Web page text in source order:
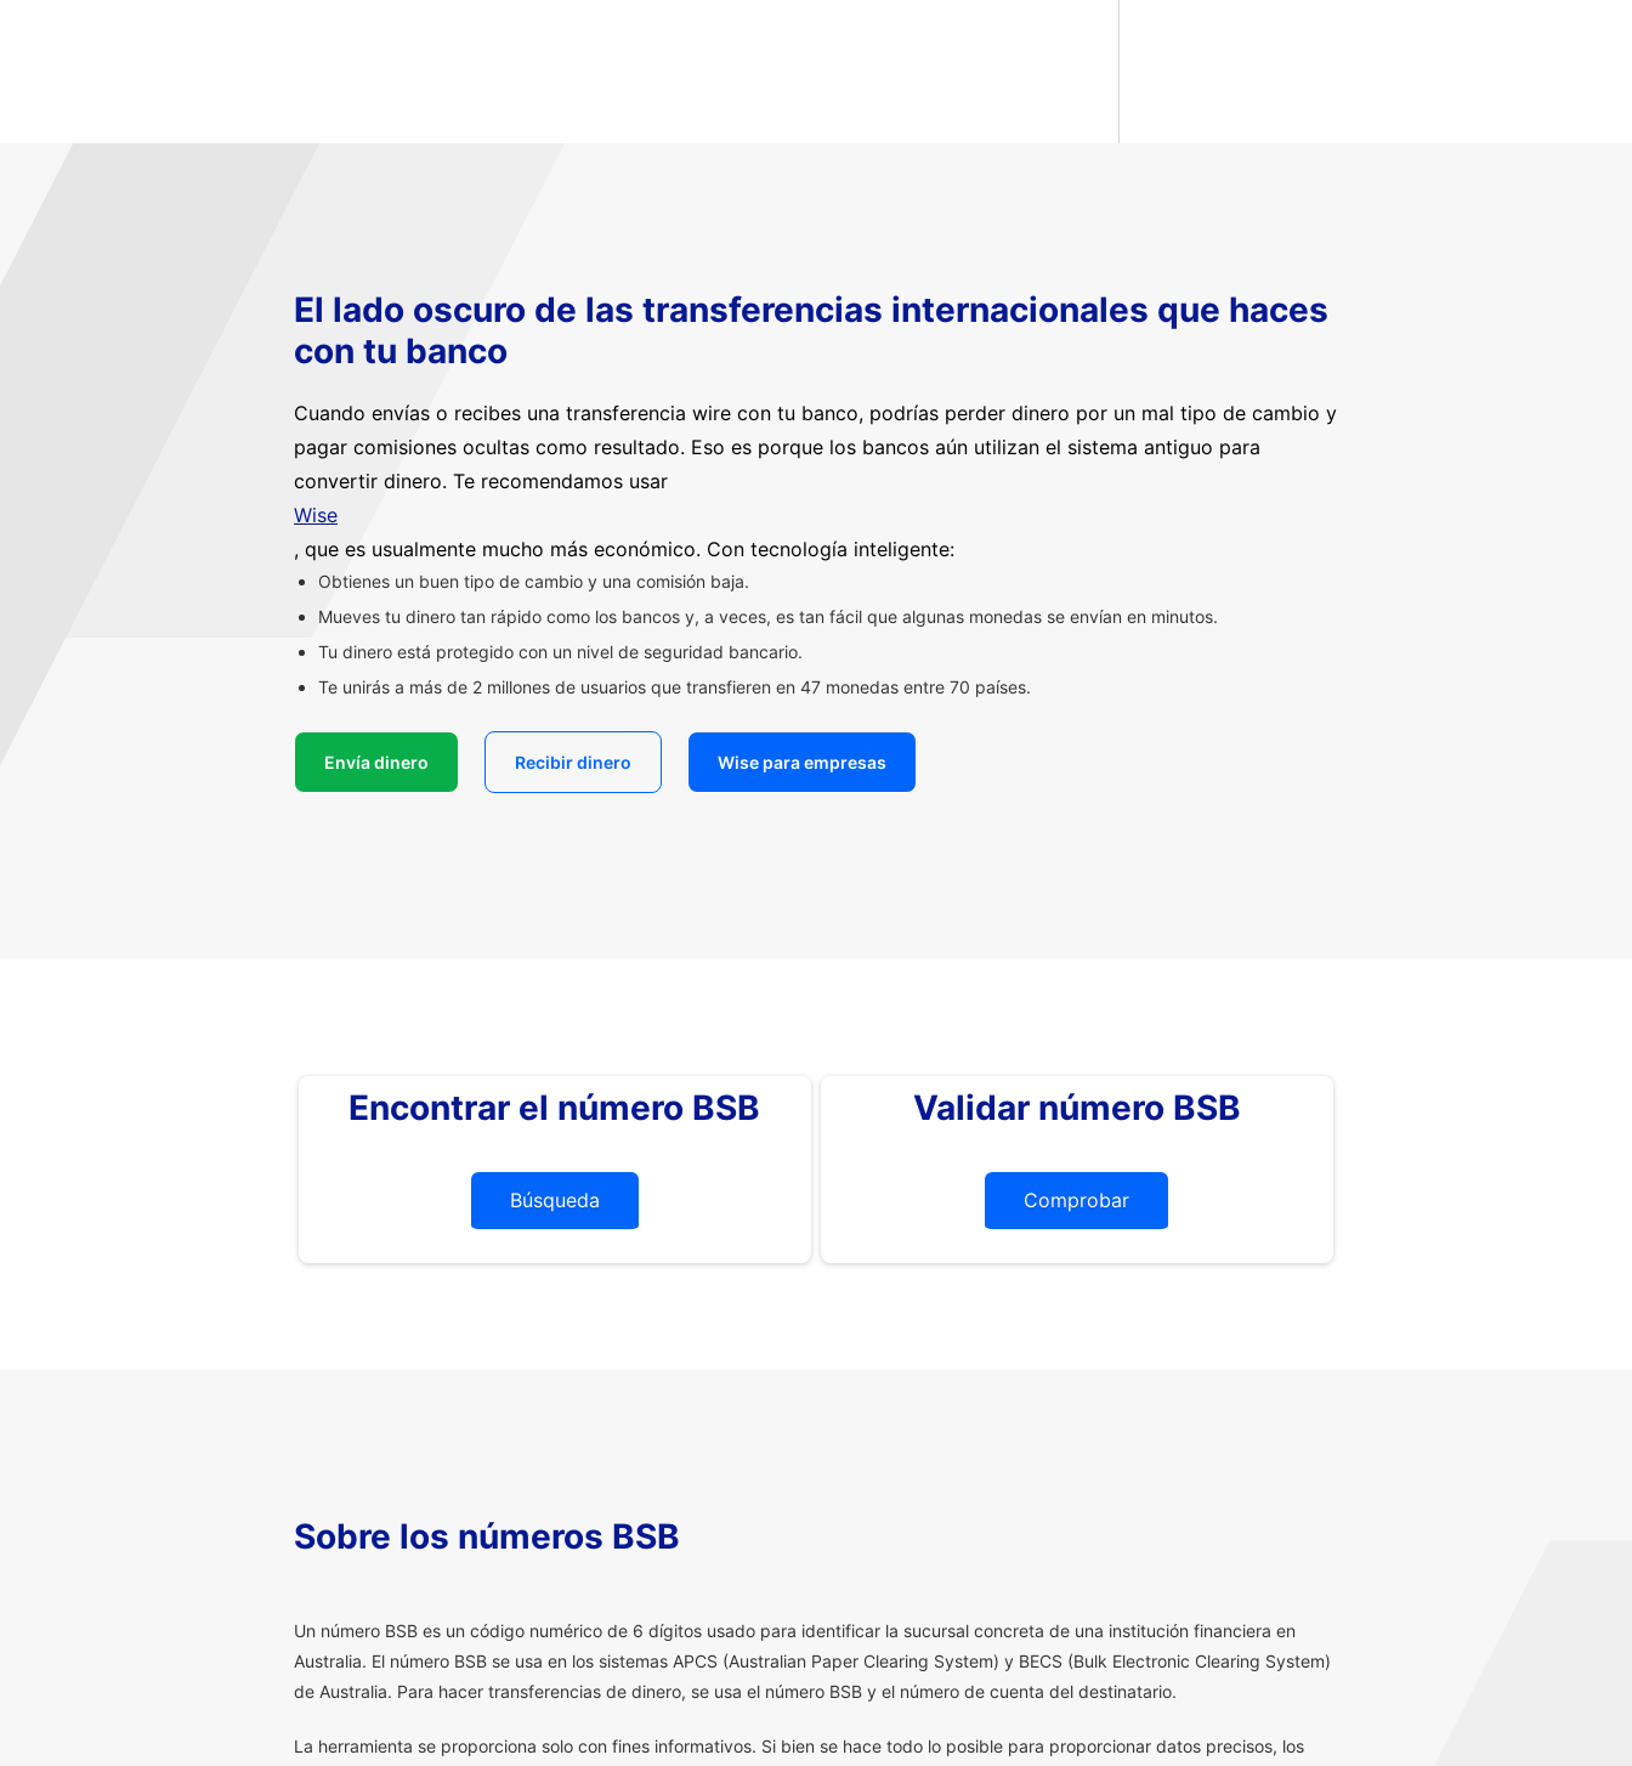
El lado oscuro de las transferencias internacionales que haces
con tu banco
Cuando envías o recibes una transferencia wire con tu banco, podrías perder dinero por un mal tipo de cambio y
pagar comisiones ocultas como resultado. Eso es porque los bancos aún utilizan el sistema antiguo para
convertir dinero. Te recomendamos usar
Wise
, que es usualmente mucho más económico. Con tecnología inteligente:
Obtienes un buen tipo de cambio y una comisión baja.
Mueves tu dinero tan rápido como los bancos y, a veces, es tan fácil que algunas monedas se envían en minutos.
Tu dinero está protegido con un nivel de seguridad bancario.
Te unirás a más de 2 millones de usuarios que transfieren en 47 monedas entre 70 países.
Envía dinero Recibir dinero Wise para empresas
Encontrar el número BSB
Búsqueda
Validar número BSB
Comprobar
Sobre los números BSB
Un número BSB es un código numérico de 6 dígitos usado para identificar la sucursal concreta de una institución financiera en
Australia. El número BSB se usa en los sistemas APCS (Australian Paper Clearing System) y BECS (Bulk Electronic Clearing System)
de Australia. Para hacer transferencias de dinero, se usa el número BSB y el número de cuenta del destinatario.
La herramienta se proporciona solo con fines informativos. Si bien se hace todo lo posible para proporcionar datos precisos, los